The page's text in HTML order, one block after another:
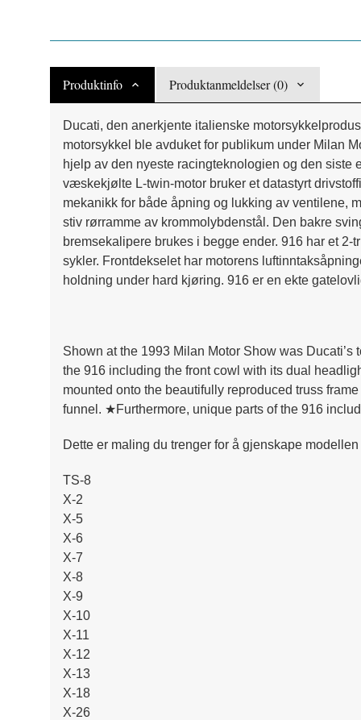
Produktinfo Produktanmeldelser (0)
Ducati, den anerkjente italienske
motorsykkel ble avduket for publikum under Milan
hjelp av den nyeste racingteknologien og den siste
væskekjølte L-twin-motor bruker et datastyrt
mekanikk for både åpning og lukking av ventilene,
stiv rørramme av krommolybdenstål. Den bakre
bremsekalipere brukes i begge ender. 916 har et
sykler. Frontdekselet har motorens
holdning under hard kjøring. 916 er en ekte
Shown at the 1993 Milan Motor Show was
the 916 including the front cowl with its dual
mounted onto the beautifully reproduced truss
funnel. ★Furthermore, unique parts of the 916
Dette er maling du trenger for å gjenskape
TS-8
X-2
X-5
X-6
X-7
X-8
X-9
X-10
X-11
X-12
X-13
X-18
X-26